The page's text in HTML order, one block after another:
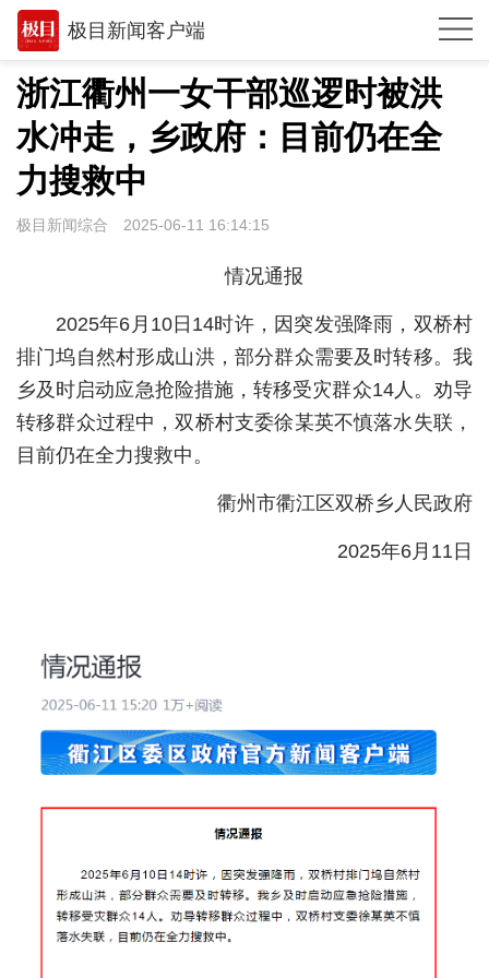
极目新闻客户端
推荐
观点
时政
湖北
环球
专题
极客圈
悠游
相亲
汽车
创意
文化
浙江衢州一女干部巡逻时被洪
水冲走，乡政府：目前仍在全
力搜救中
极目新闻综合 2025-06-11 16:14:15
情况通报
2025年6月10日14时许，因突发强降雨，双桥村
排门坞自然村形成山洪，部分群众需要及时转移。我
乡及时启动应急抢险措施，转移受灾群众14人。劝导
转移群众过程中，双桥村支委徐某英不慎落水失联，
目前仍在全力搜救中。
衢州市衢江区双桥乡人民政府
2025年6月11日